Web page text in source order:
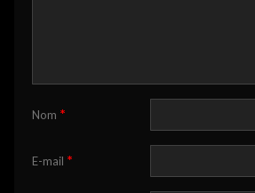
Nom *
E-mail *